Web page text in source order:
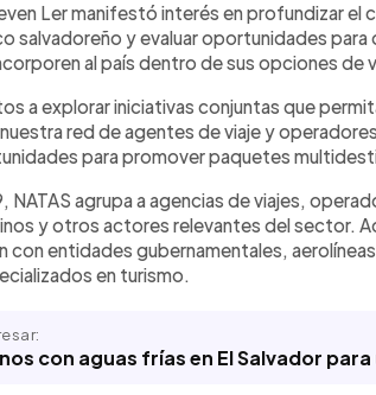
Ler manifestó interés en profundizar el
salvadoreño y evaluar oportunidades para
al país dentro de sus opciones de
a explorar iniciativas conjuntas que
nuestra red de agentes de viaje y
para promover paquetes
NATAS agrupa a agencias de viajes,
y otros actores relevantes del sector.
con entidades gubernamentales,
en turismo.
con aguas frías en El Salvador